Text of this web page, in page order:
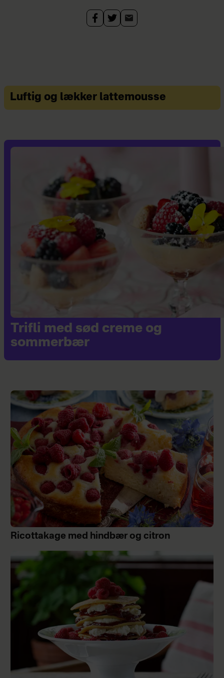
Luftig og lækker lattemousse
Trifli med sød creme og
sommerbær
Ricottakage med hindbær og citron